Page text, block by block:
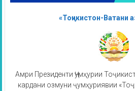
«Тоҷикистон-Ватани
Амри Президенти Ҷумҳурии
кардани озмуни ҷумҳуриявии